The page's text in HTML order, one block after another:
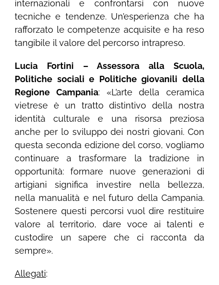
internazionali e confrontarsi con nuove
tecniche e tendenze. Un’esperienza che ha
rafforzato le competenze acquisite e ha reso
tangibile il valore del percorso intrapreso.
Lucia Fortini – Assessora alla Scuola,
Politiche sociali e Politiche giovanili della
Regione Campania: «L’arte della ceramica
vietrese è un tratto distintivo della nostra
identità culturale e una risorsa preziosa
anche per lo sviluppo dei nostri giovani. Con
questa seconda edizione del corso, vogliamo
continuare a trasformare la tradizione in
opportunità: formare nuove generazioni di
artigiani significa investire nella bellezza,
nella manualità e nel futuro della Campania.
Sostenere questi percorsi vuol dire restituire
valore al territorio, dare voce ai talenti e
custodire un sapere che ci racconta da
sempre».
Allegati: